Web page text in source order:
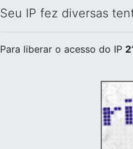
Seu IP fez diversas
Para liberar o acesso do IP